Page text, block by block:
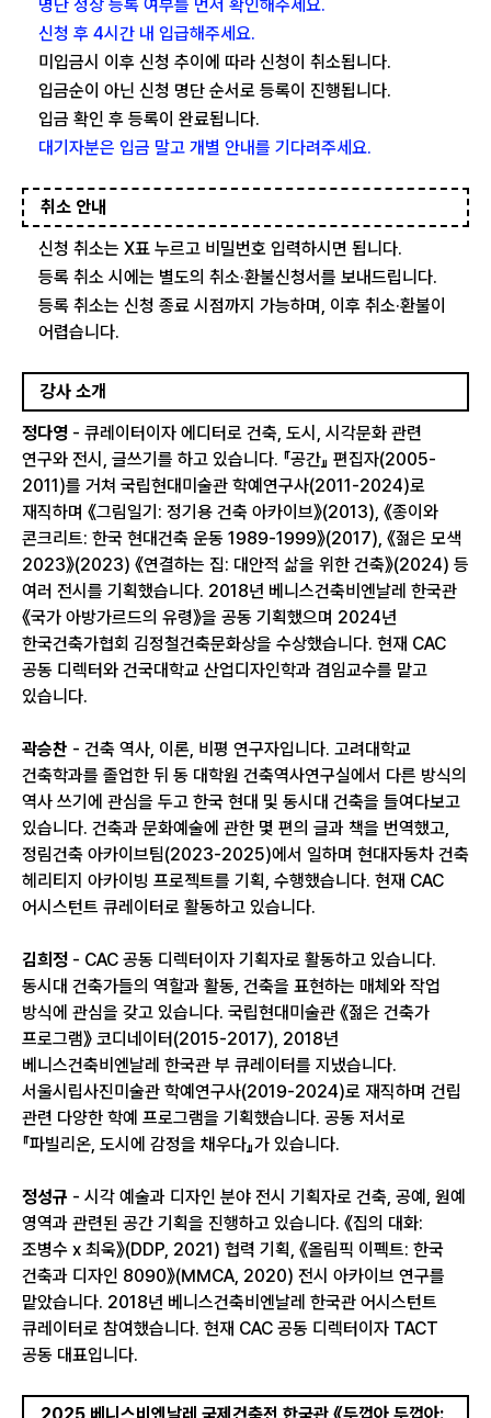
명단 정상 등록 여부를 먼저 확인해주세요.
신청 후 4시간 내 입급해주세요.
미입금시 이후 신청 추이에 따라 신청이 취소됩니다.
입금순이 아닌 신청 명단 순서로 등록이 진행됩니다.
입금 확인 후 등록이 완료됩니다.
대기자분은 입금 말고 개별 안내를 기다려주세요.
취소 안내
신청 취소는 X표 누르고 비밀번호 입력하시면 됩니다.
등록 취소 시에는 별도의 취소·환불신청서를 보내드립니다.
등록 취소는 신청 종료 시점까지 가능하며, 이후 취소·환불이
어렵습니다.
강사 소개
정다영 - 큐레이터이자 에디터로 건축, 도시, 시각문화 관련
연구와 전시, 글쓰기를 하고 있습니다. 『공간』 편집자(2005-
2011)를 거쳐 국립현대미술관 학예연구사(2011-2024)로
재직하며 《그림일기: 정기용 건축 아카이브》(2013), 《종이와
콘크리트: 한국 현대건축 운동 1989-1999》(2017), 《젊은 모색
2023》(2023) 《연결하는 집: 대안적 삶을 위한 건축》(2024) 등
여러 전시를 기획했습니다. 2018년 베니스건축비엔날레 한국관
《국가 아방가르드의 유령》을 공동 기획했으며 2024년
한국건축가협회 김정철건축문화상을 수상했습니다. 현재 CAC
공동 디렉터와 건국대학교 산업디자인학과 겸임교수를 맡고
있습니다.
곽승찬 - 건축 역사, 이론, 비평 연구자입니다. 고려대학교
건축학과를 졸업한 뒤 동 대학원 건축역사연구실에서 다른 방식의
역사 쓰기에 관심을 두고 한국 현대 및 동시대 건축을 들여다보고
있습니다. 건축과 문화예술에 관한 몇 편의 글과 책을 번역했고,
정림건축 아카이브팀(2023-2025)에서 일하며 현대자동차 건축
헤리티지 아카이빙 프로젝트를 기획, 수행했습니다. 현재 CAC
어시스턴트 큐레이터로 활동하고 있습니다.
김희정 - CAC 공동 디렉터이자 기획자로 활동하고 있습니다.
동시대 건축가들의 역할과 활동, 건축을 표현하는 매체와 작업
방식에 관심을 갖고 있습니다. 국립현대미술관 《젊은 건축가
프로그램》 코디네이터(2015-2017), 2018년
베니스건축비엔날레 한국관 부 큐레이터를 지냈습니다.
서울시립사진미술관 학예연구사(2019-2024)로 재직하며 건립
관련 다양한 학예 프로그램을 기획했습니다. 공동 저서로
『파빌리온, 도시에 감정을 채우다』가 있습니다.
정성규 - 시각 예술과 디자인 분야 전시 기획자로 건축, 공예, 원예
영역과 관련된 공간 기획을 진행하고 있습니다. 《집의 대화:
조병수 x 최욱》(DDP, 2021) 협력 기획, 《올림픽 이펙트: 한국
건축과 디자인 8090》(MMCA, 2020) 전시 아카이브 연구를
맡았습니다. 2018년 베니스건축비엔날레 한국관 어시스턴트
큐레이터로 참여했습니다. 현재 CAC 공동 디렉터이자 TACT
공동 대표입니다.